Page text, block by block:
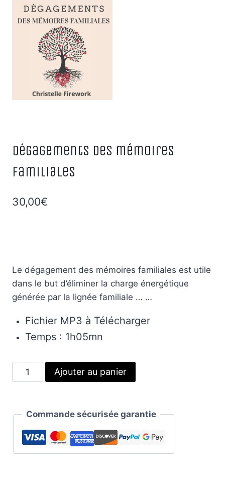
Dégagements des mémoires
familiales
30,00€
Le dégagement des mémoires familiales est utile
dans le but d’éliminer la charge énergétique
générée par la lignée familiale … …
Fichier MP3 à Télécharger
Temps : 1h05mn
quantité
de
familiales
Ajouter au panier
Commande sécurisée garantie